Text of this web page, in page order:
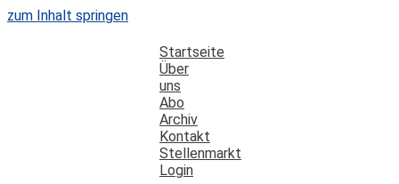
zum Inhalt springen
Startseite
Über
uns
Abo
Archiv
Kontakt
Stellenmarkt
Login